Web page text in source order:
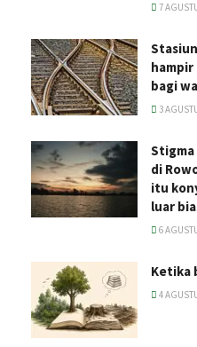
7
hampir
bagi
3
di
itu
luar
6
Ketika
4